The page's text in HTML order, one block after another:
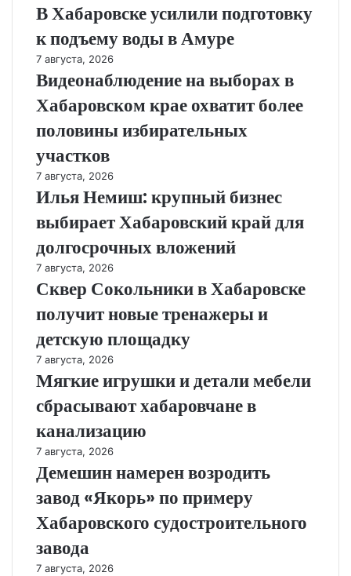
В Хабаровске усилили подготовку
к подъему воды в Амуре
7 августа, 2026
Видеонаблюдение на выборах в
Хабаровском крае охватит более
половины избирательных
участков
7 августа, 2026
Илья Немиш: крупный бизнес
выбирает Хабаровский край для
долгосрочных вложений
7 августа, 2026
Сквер Сокольники в Хабаровске
получит новые тренажеры и
детскую площадку
7 августа, 2026
Мягкие игрушки и детали мебели
сбрасывают хабаровчане в
канализацию
7 августа, 2026
Демешин намерен возродить
завод «Якорь» по примеру
Хабаровского судостроительного
завода
7 августа, 2026